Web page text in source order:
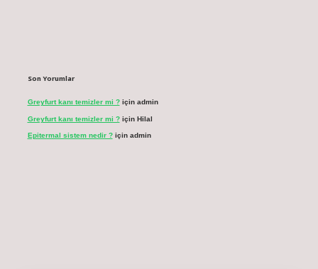
Son Yorumlar
Greyfurt kanı temizler mi ?için admin
Greyfurt kanı temizler mi ?için Hilal
Epitermal sistem nedir ?için admin